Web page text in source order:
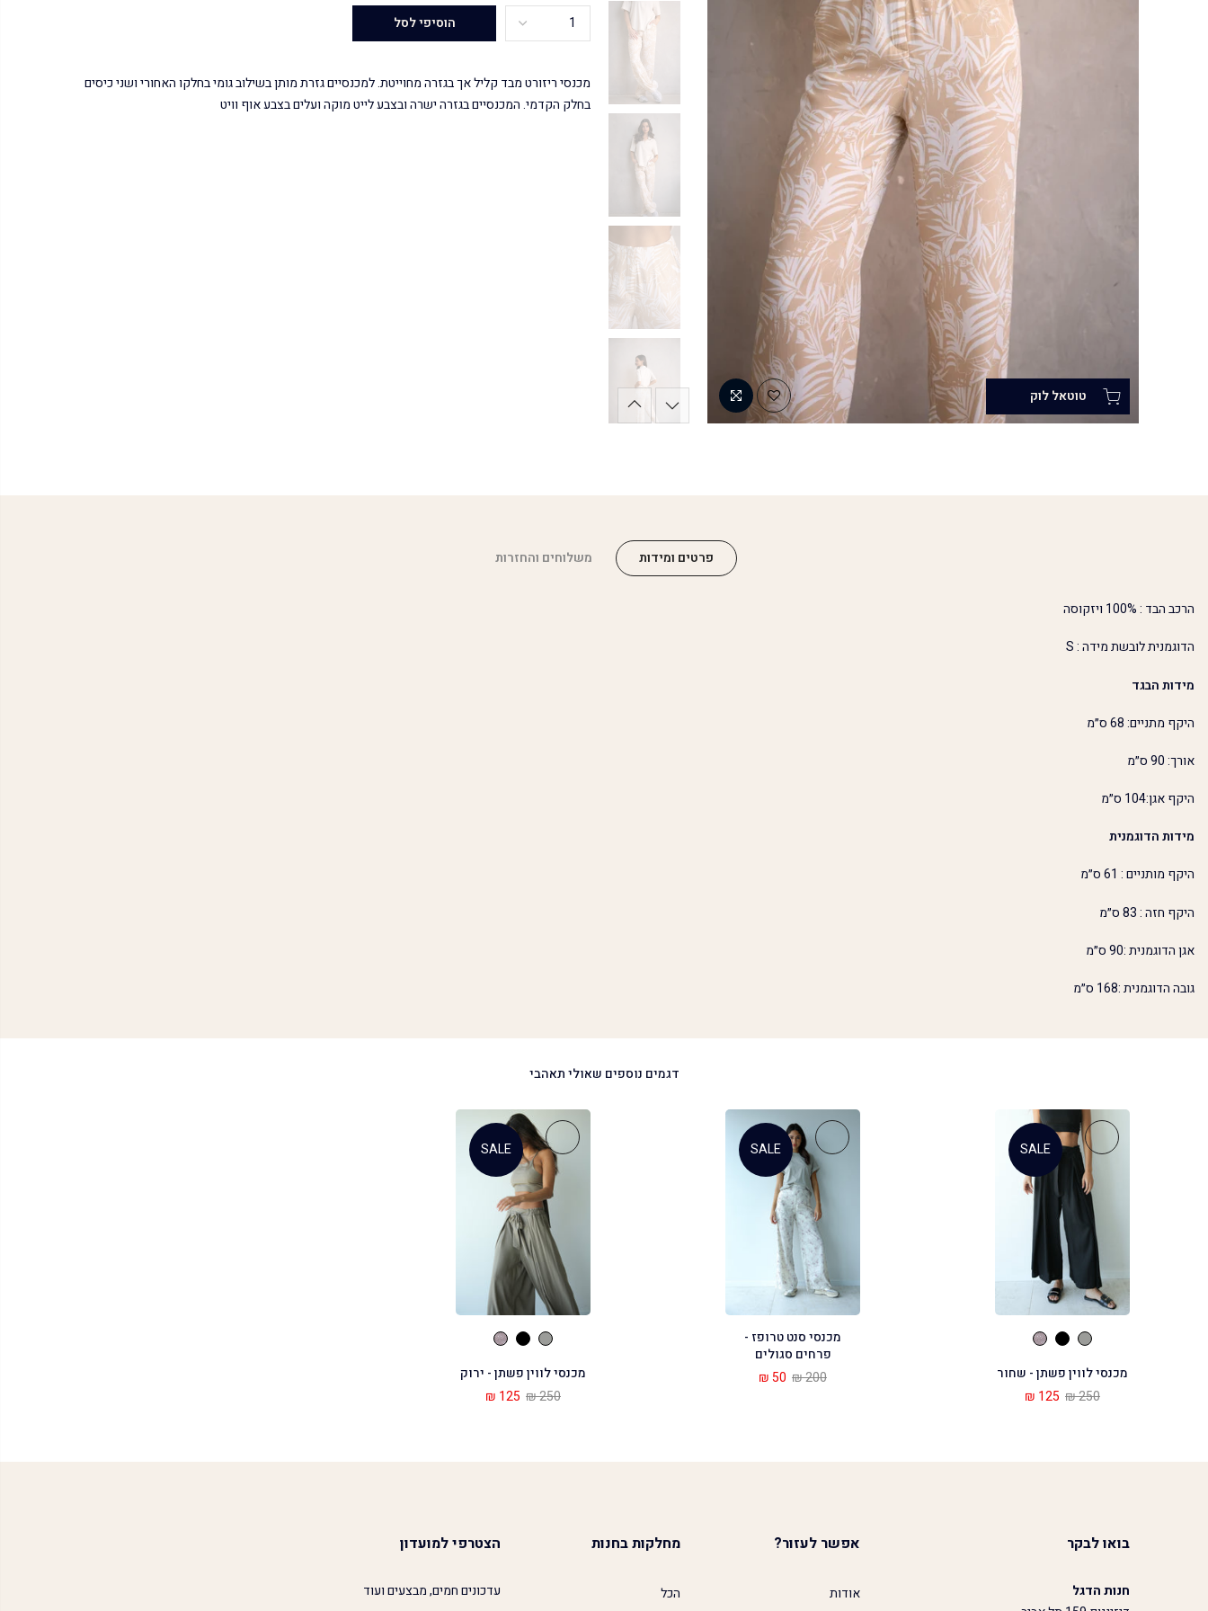
הוסיפי לסל
מכנסי ריזורט מבד קליל אך בגזרה מחוייטת. למכנסיים גזרת מותן בשילוב גומי בחלקו האחורי ושני כיסים
בחלק הקדמי. המכנסיים בגזרה ישרה ובצבע לייט מוקה ועלים בצבע אוף וויט
פרטים ומידות משלוחים והחזרות
הרכב הבד : 100% ויזקוסה
הדוגמנית לובשת מידה : S
מידות הבגד
היקף מתניים: 68 ס״מ
אורך: 90 ס״מ
היקף אגן:104 ס״מ
מידות הדוגמנית
היקף מותניים : 61 ס״מ
היקף חזה : 83 ס״מ
אגן הדוגמנית :90 ס״מ
גובה הדוגמנית :168 ס״מ
דגמים נוספים שאולי תאהבי
SALE
מכנסי סנט טרופז -
פרחים סגולים
200 ₪
50 ₪
SALE
מכנסי לווין פשתן - ירוק
250 ₪
125 ₪
SALE
מכנסי לווין פשתן - שחור
250 ₪
125 ₪
בואו לבקר
חנות הדגל
אפשר לעזור?
אודות
מחלקות בחנות
הכל
הצטרפי למועדון
עדכונים חמים, מבצעים ועוד